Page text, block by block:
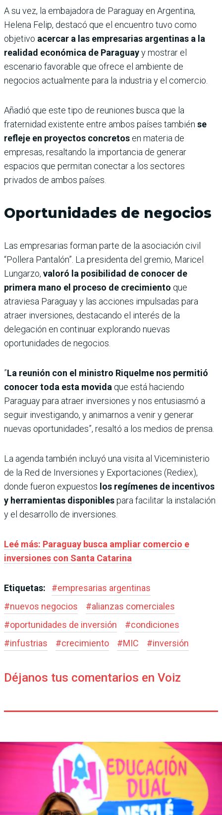
A su vez, la embajadora de Paraguay en Argentina,
Helena Felip, destacó que el encuentro tuvo como
objetivo acercar a las empresarias argentinas a la
realidad económica de Paraguayy mostrar el
escenario favorable que ofrece el ambiente de
negocios actualmente para la industria y el comercio.
Añadió que este tipo de reuniones busca que la
fraternidad existente entre ambos países también se
refleje en proyectos concretos en materia de
empresas, resaltando la importancia de generar
espacios que permitan conectar a los sectores
privados de ambos países.
Oportunidades de negocios
Las empresarias forman parte de la asociación civil
“Pollera Pantalón”. La presidenta del gremio, Maricel
Lungarzo, valoró la posibilidad de conocer de
primera mano el proceso de crecimiento que
atraviesa Paraguay y las acciones impulsadas para
atraer inversiones, destacando el interés de la
delegación en continuar explorando nuevas
oportunidades de negocios.
”La reunión con el ministro Riquelme nos permitió
conocer toda esta movida que está haciendo
Paraguay para atraer inversiones y nos entusiasmó a
seguir investigando, y animarnos a venir y generar
nuevas oportunidades”, resaltó a los medios de prensa.
La agenda también incluyó una visita al Viceministerio
de la Red de Inversiones y Exportaciones (Rediex),
donde fueron expuestos los regímenes de incentivos
y herramientas disponiblespara facilitar la instalación
y el desarrollo de inversiones.
Leé más: Paraguay busca ampliar comercio e
inversiones con Santa Catarina
Etiquetas: #empresarias argentinas
#nuevos negocios #alianzas comerciales
#oportunidades de inversión #condiciones
#infustrias #crecimiento #MIC #inversión
Déjanos tus comentarios en Voiz